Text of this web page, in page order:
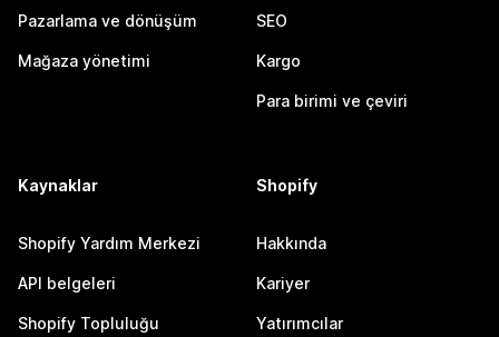
Pazarlama ve dönüşüm
Mağaza yönetimi
SEO
Kargo
Para birimi ve çeviri
Kaynaklar
Shopify Yardım Merkezi
API belgeleri
Shopify Topluluğu
Shopify
Hakkında
Kariyer
Yatırımcılar